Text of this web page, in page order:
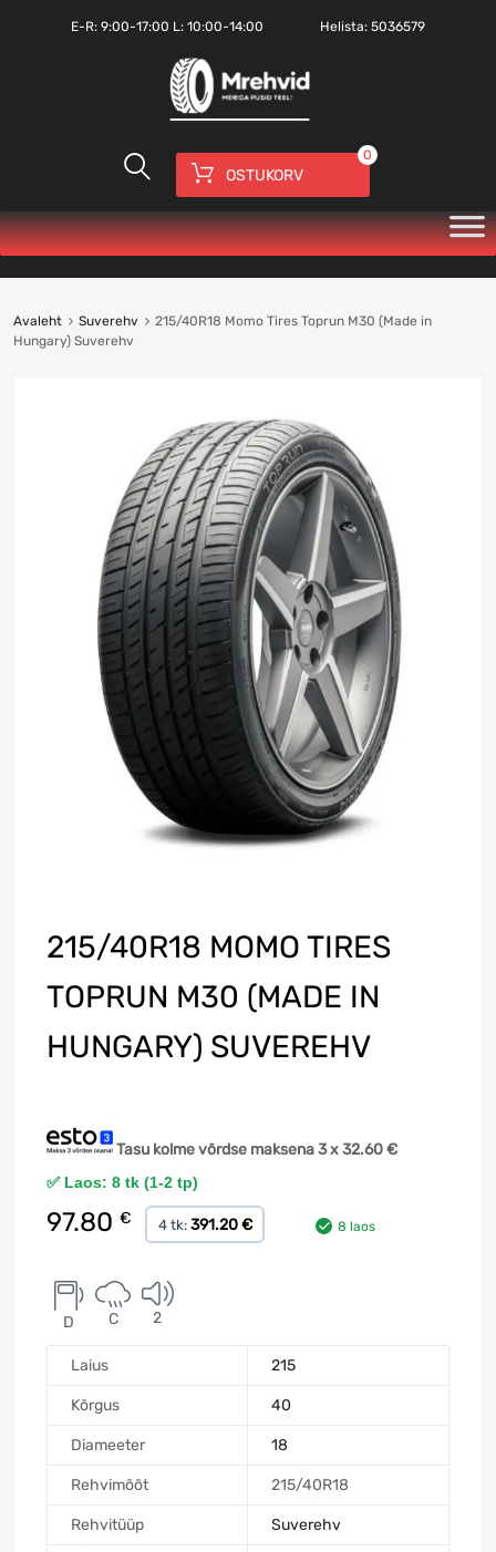
E-R: 9:00-17:00 L: 10:00-14:00 Helista:5036579
OSTUKORV
0
Avaleht Suverehv
215/40R18 Momo Tires Toprun M30 (Made in
Hungary) Suverehv
215/40R18 MOMO TIRES
TOPRUN M30 (MADE IN
HUNGARY) SUVEREHV
Tasu kolme võrdse maksena 3 x32.60€
✅ Laos: 8 tk (1-2 tp)
97.80 € 4 tk: 391.20 € 8 laos
D C 2
Laius 215
Kõrgus 40
Diameeter 18
Rehvimõõt 215/40R18
Rehvitüüp Suverehv